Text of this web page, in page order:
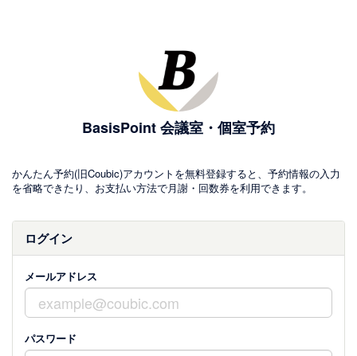
BasisPoint 会議室・個室予約
かんたん予約(旧Coubic)アカウントを無料登録すると、予約情報の入力
を省略できたり、お支払い方法で月謝・回数券を利用できます。
ログイン
メールアドレス
パスワード